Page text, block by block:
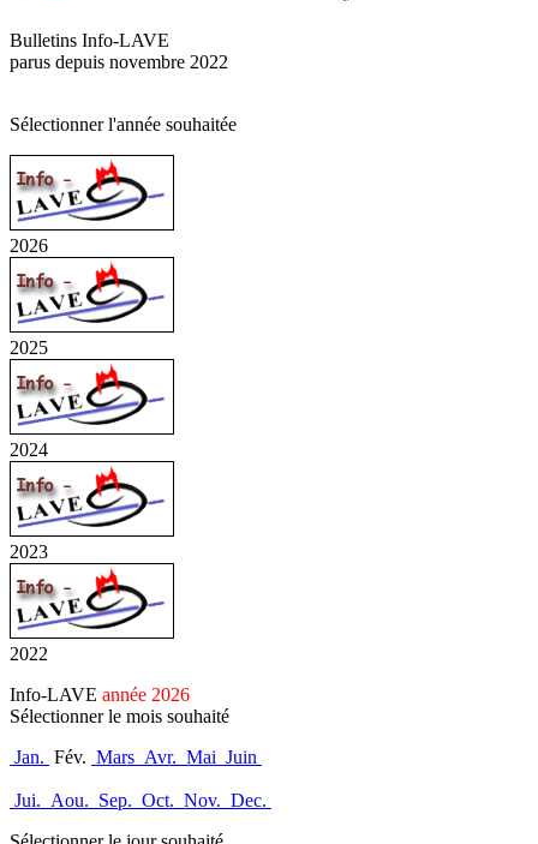
Bulletins Info-LAVE
parus depuis novembre 2022
Sélectionner l'année souhaitée
2026
2025
2024
2023
2022
Info-LAVE année 2026
Sélectionner le mois souhaité
Jan. Fév. Mars Avr. Mai Juin
Jui. Aou. Sep. Oct. Nov. Dec.